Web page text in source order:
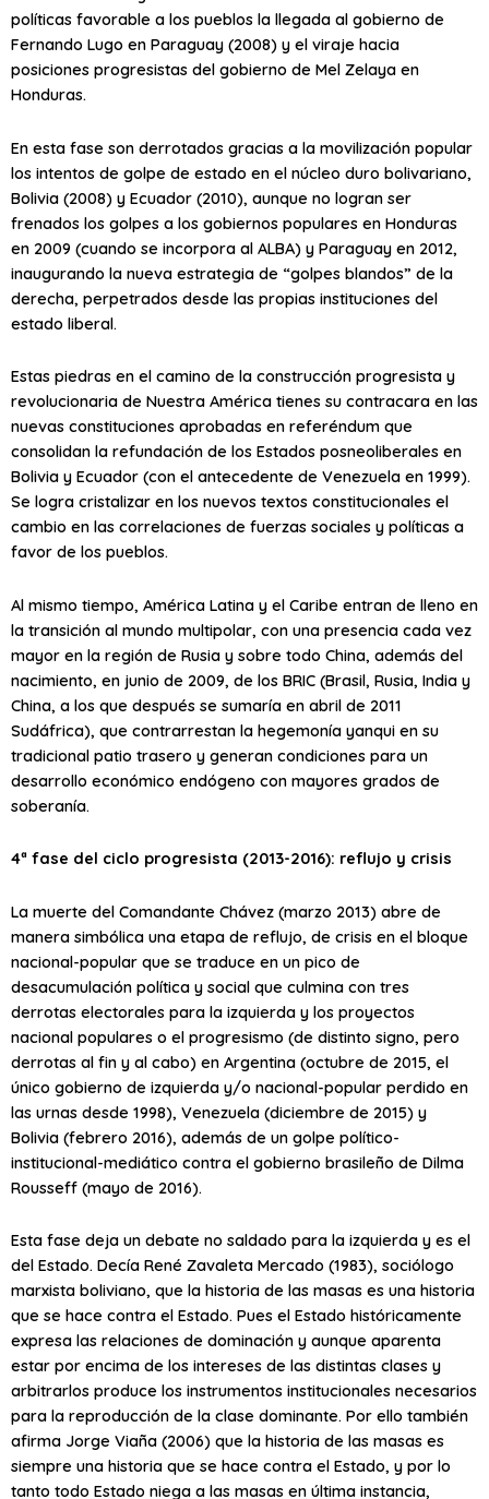
políticas favorable a los pueblos la llegada al gobierno de
Fernando Lugo en Paraguay (2008) y el viraje hacia
posiciones progresistas del gobierno de Mel Zelaya en
Honduras.
En esta fase son derrotados gracias a la movilización popular
los intentos de golpe de estado en el núcleo duro bolivariano,
Bolivia (2008) y Ecuador (2010), aunque no logran ser
frenados los golpes a los gobiernos populares en Honduras
en 2009 (cuando se incorpora al ALBA) y Paraguay en 2012,
inaugurando la nueva estrategia de “golpes blandos” de la
derecha, perpetrados desde las propias instituciones del
estado liberal.
Estas piedras en el camino de la construcción progresista y
revolucionaria de Nuestra América tienes su contracara en las
nuevas constituciones aprobadas en referéndum que
consolidan la refundación de los Estados posneoliberales en
Bolivia y Ecuador (con el antecedente de Venezuela en 1999).
Se logra cristalizar en los nuevos textos constitucionales el
cambio en las correlaciones de fuerzas sociales y políticas a
favor de los pueblos.
Al mismo tiempo, América Latina y el Caribe entran de lleno en
la transición al mundo multipolar, con una presencia cada vez
mayor en la región de Rusia y sobre todo China, además del
nacimiento, en junio de 2009, de los BRIC (Brasil, Rusia, India y
China, a los que después se sumaría en abril de 2011
Sudáfrica), que contrarrestan la hegemonía yanqui en su
tradicional patio trasero y generan condiciones para un
desarrollo económico endógeno con mayores grados de
soberanía.
4ª fase del ciclo progresista (2013-2016): reflujo y crisis
La muerte del Comandante Chávez (marzo 2013) abre de
manera simbólica una etapa de reflujo, de crisis en el bloque
nacional-popular que se traduce en un pico de
desacumulación política y social que culmina con tres
derrotas electorales para la izquierda y los proyectos
nacional populares o el progresismo (de distinto signo, pero
derrotas al fin y al cabo) en Argentina (octubre de 2015, el
único gobierno de izquierda y/o nacional-popular perdido en
las urnas desde 1998), Venezuela (diciembre de 2015) y
Bolivia (febrero 2016), además de un golpe político-
institucional-mediático contra el gobierno brasileño de Dilma
Rousseff (mayo de 2016).
Esta fase deja un debate no saldado para la izquierda y es el
del Estado. Decía René Zavaleta Mercado (1983), sociólogo
marxista boliviano, que la historia de las masas es una historia
que se hace contra el Estado. Pues el Estado históricamente
expresa las relaciones de dominación y aunque aparenta
estar por encima de los intereses de las distintas clases y
arbitrarlos produce los instrumentos institucionales necesarios
para la reproducción de la clase dominante. Por ello también
afirma Jorge Viaña (2006) que la historia de las masas es
siempre una historia que se hace contra el Estado, y por lo
tanto todo Estado niega a las masas en última instancia,